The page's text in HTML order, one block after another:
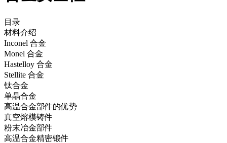
目录
材料介绍
Inconel 合金
Monel 合金
Hastelloy 合金
Stellite 合金
钛合金
单晶合金
高温合金部件的优势
真空熔模铸件
粉末冶金部件
高温合金精密锻件